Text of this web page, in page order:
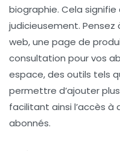
biographie. Cela signifie
judicieusement. Pensez
web, une page de
consultation pour vos
espace, des outils tels
permettre d’ajouter
facilitant ainsi l’accès
abonnés.